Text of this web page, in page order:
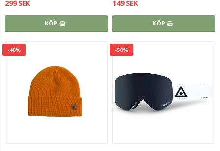
299 SEK
KÖP
149 SEK
KÖP
-40% -50%